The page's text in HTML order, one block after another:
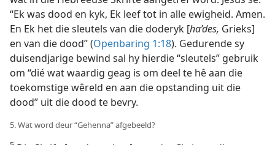
“Ek was dood en kyk, Ek leef tot in alle ewigheid. Amen.
En Ek het die sleutels van die doderyk [ha’des, Grieks]
en van die dood” (Openbaring 1:18). Gedurende sy
duisendjarige bewind sal hy hierdie “sleutels” gebruik
om “dié wat waardig geag is om deel te hê aan die
toekomstige wêreld en aan die opstanding uit die
dood” uit die dood te bevry.
5. Wat word deur “Gehenna” afgebeeld?